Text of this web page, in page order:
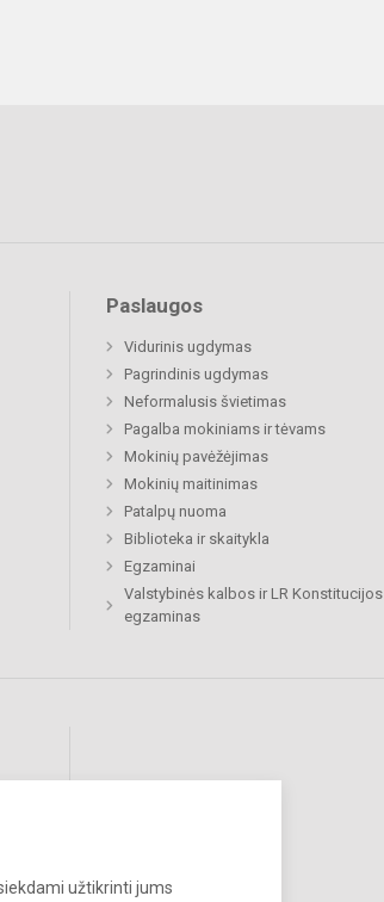
užtikrinti jums
Paslaugos
Vidurinis ugdymas
Pagrindinis ugdymas
Neformalusis švietimas
Pagalba mokiniams ir tėvams
Mokinių pavėžėjimas
Mokinių maitinimas
Patalpų nuoma
Biblioteka ir skaitykla
Egzaminai
Valstybinės kalbos ir LR Konstitucijos
egzaminas